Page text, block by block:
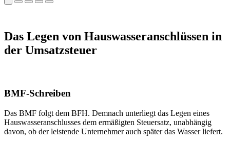
Das Legen von Hauswasseranschlüssen in
der Umsatzsteuer
BMF-Schreiben
Das BMF folgt dem BFH. Demnach unterliegt das Legen eines
Hauswasseranschlusses dem ermäßigten Steuersatz, unabhängig
davon, ob der leistende Unternehmer auch später das Wasser liefert.